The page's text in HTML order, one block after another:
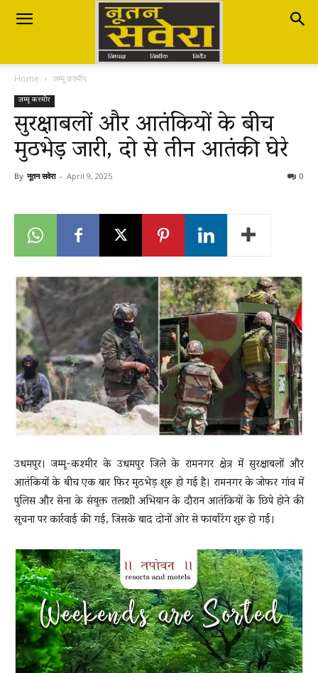
Nutan
Savera
नूतन
Breaking
News
LIVE
Home जम्मू कश्मीर
जम्मू कश्मीर
सुरक्षाबलों और आतंकियों के बीच
मुठभेड़ जारी, दो से तीन आतंकी घेरे
By नूतन सवेरा - April 9, 2025 0
उधमपुर। जम्मू-कश्मीर के उधमपुर जिले के रामनगर क्षेत्र में सुरक्षाबलों और
आतंकियों के बीच एक बार फिर मुठभेड़ शुरू हो गई है। रामनगर के जोफर गांव में
पुलिस और सेना के संयुक्त तलाशी अभियान के दौरान आतंकियों के छिपे होने की
सूचना पर कार्रवाई की गई, जिसके बाद दोनों ओर से फायरिंग शुरू हो गई।